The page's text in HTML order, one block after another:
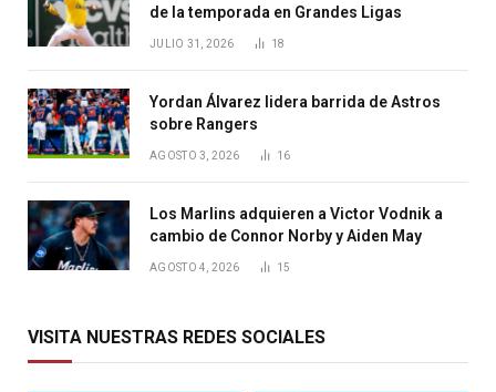
de la temporada en Grandes Ligas
JULIO 31, 2026 18
Yordan Álvarez lidera barrida de Astros
sobre Rangers
AGOSTO 3, 2026 16
Los Marlins adquieren a Victor Vodnik a
cambio de Connor Norby y Aiden May
AGOSTO 4, 2026 15
VISITA NUESTRAS REDES SOCIALES